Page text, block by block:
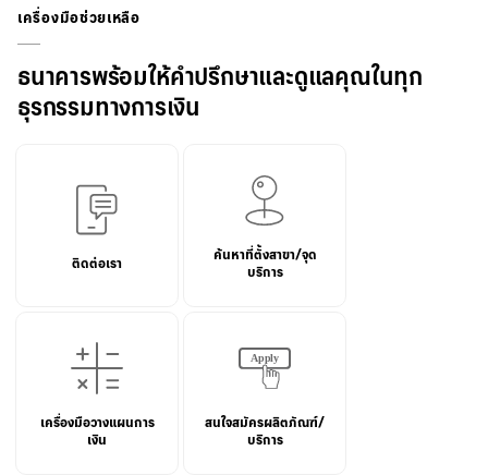
เครื่องมือช่วยเหลือ
ธนาคารพร้อมให้คำปรึกษาและดูแลคุณในทุก
ธุรกรรมทางการเงิน
ติดต่อเรา
ค้นหาที่ตั้งสาขา/จุด
บริการ
เครื่องมือวางแผนการ
เงิน
สนใจสมัครผลิตภัณฑ์/
บริการ